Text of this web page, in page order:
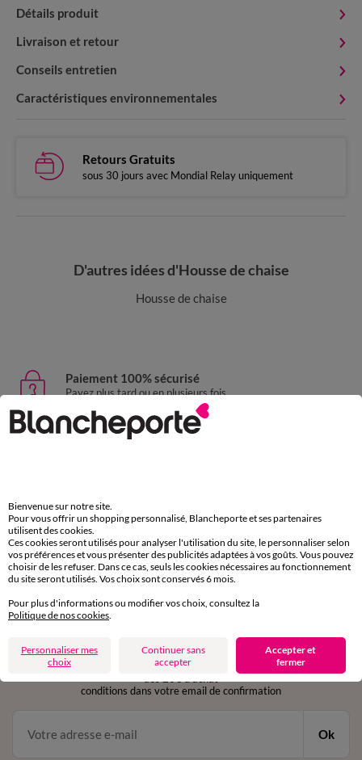
Détails produit
Livraison et retour
Conseils entretien
Caractéristiques environnementales
Retours Gratuits
sous 30 jours avec Mondial Relay uniquement
D'autres idées d'Housse de chaise
Housse de chaise
Paiement 100% sécurisé
Payez plus tard ou en plusieurs fois
Livraison express
sous 30 jours avec Mondial Relay uniquement
Service clients
par chat et par téléphone
de 8h00 à 20h00 du lundi au samedi
en vous inscrivant à la newsletter
dès 20€ d’achat
conditions dans votre email de confirmation
Ok
Bienvenue sur notre site.
Pour vous offrir un shopping personnalisé, Blancheporte et ses partenaires
utilisent des cookies.
Ces cookies seront utilisés pour analyser l'utilisation du site, le personnaliser selon
vos préférences et vous présenter des publicités adaptées à vos goûts. Vous pouvez
choisir de les refuser. Dans ce cas, seuls les cookies nécessaires au fonctionnement
du site seront utilisés. Vos choix sont conservés 6 mois.
Pour plus d'informations ou modifier vos choix, consultez la
Politique de nos cookies.
Personnaliser mes
choix
Continuer sans
accepter
Accepter et
fermer